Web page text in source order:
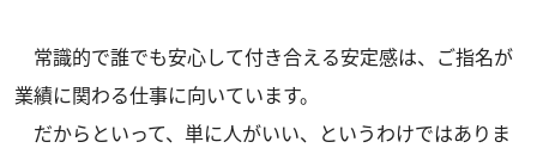
常識的で誰でも安心して付き合える安定感は、ご指名が
業績に関わる仕事に向いています。
だからといって、単に人がいい、というわけではありま